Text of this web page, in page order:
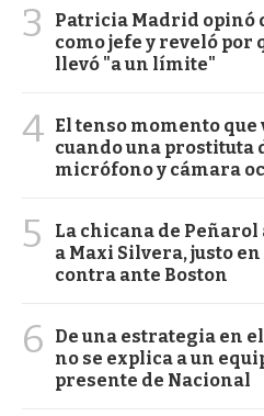
3
Patricia Madrid opinó
como jefe y reveló por
llevó "a un límite"
4 El tenso momento
cuando una prostituta
micrófono y cámara
5
La chicana de
a Maxi Silvera, justo
contra ante Boston
6
De una estrategia en
no se explica a un
presente de Nacional